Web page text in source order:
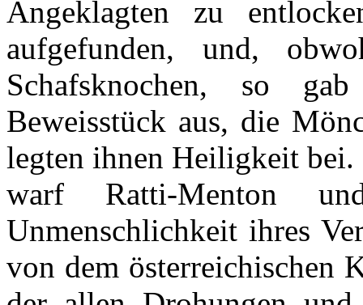
Angeklagten zu
aufgefunden, und,
Schafsknochen, so
Beweisstück aus, die
legten ihnen Heiligkeit
warf Ratti-Menton
Unmenschlichkeit ihres
von dem österreichischen